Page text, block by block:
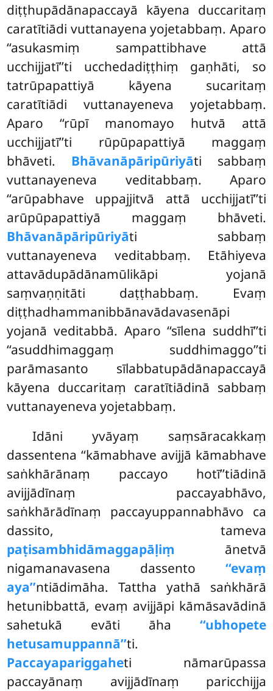
diṭṭhupādānapaccayā kāyena duccaritaṃ
caratītiādi vuttanayena yojetabbaṃ. Aparo
‘‘asukasmiṃ sampattibhave attā
ucchijjatī’’ti ucchedadiṭṭhiṃ gaṇhāti, so
tatrūpapattiyā kāyena sucaritaṃ
caratītiādi vuttanayeneva yojetabbaṃ.
Aparo ‘‘rūpī manomayo hutvā attā
ucchijjatī’’ti rūpūpapattiyā maggaṃ
bhāveti. Bhāvanāpāripūriyāti sabbaṃ
vuttanayeneva veditabbaṃ. Aparo
‘‘arūpabhave uppajjitvā attā ucchijjatī’’ti
arūpūpapattiyā maggaṃ bhāveti.
Bhāvanāpāripūriyāti sabbaṃ
vuttanayeneva veditabbaṃ. Etāhiyeva
attavādupādānamūlikāpi yojanā
saṃvaṇṇitāti daṭṭhabbaṃ. Evaṃ
diṭṭhadhammanibbānavādavasenāpi
yojanā veditabbā. Aparo ‘‘sīlena suddhī’’ti
‘‘asuddhimaggaṃ suddhimaggo’’ti
parāmasanto sīlabbatupādānapaccayā
kāyena duccaritaṃ caratītiādinā sabbaṃ
vuttanayeneva yojetabbaṃ.
Idāni yvāyaṃ saṃsāracakkaṃ
dassentena ‘‘kāmabhave avijjā kāmabhave
saṅkhārānaṃ paccayo hotī’’tiādinā
avijjādīnaṃ paccayabhāvo,
saṅkhārādīnaṃ paccayuppannabhāvo ca
dassito, tameva
paṭisambhidāmaggapāḷiṃ ānetvā
nigamanavasena dassento ‘‘evaṃ
aya’’ntiādimāha. Tattha yathā saṅkhārā
hetunibbattā, evaṃ avijjāpi kāmāsavādinā
sahetukā evāti āha ‘‘ubhopete
hetusamuppannā’’ti.
Paccayapariggaheti nāmarūpassa
paccayānaṃ avijjādīnaṃ paricchijja